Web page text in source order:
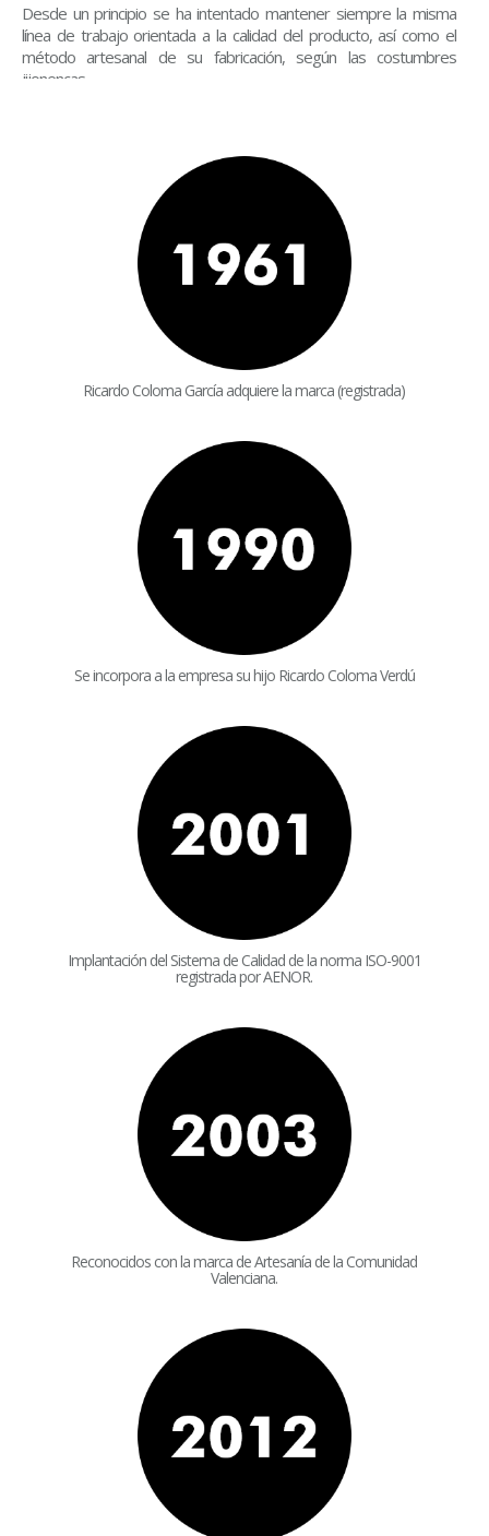
Desde un principio se ha intentado mantener siempre la misma
línea de trabajo orientada a la calidad del producto, así como el
método artesanal de su fabricación, según las costumbres
jijonencas.
época de los 90 se producen mejoras en el proceso de fabricación
y en las infraestructuras de la empresa, que permiten en el 2.001 la
implantación del Sistema de Calidad de la norma ISO-9001
registrada por AENOR.
En el 2.003 nuestros procesos de fabricación y envasado, tanto de
nuestros turrones como de nuestros dulces y demás creaciones,
son reconocidos con la
marca de Artesanía de la Comunidad
Al ser una empresa familiar, la línea de trabajo ha sido siempre
ofrecer un producto de alta calidad con unas materias primas de
gran calidad inmejorables, que puedan dar para ofrecer a nuestros
Nuestros productos más famosos
en todo el territorio nacional
son nuestras especialidades:
Turrón de Jijona y Turrón de
Ricardo Coloma García adquiere la marca (registrada)
Se incorpora a la empresa su hijo Ricardo Coloma Verdú
Implantación del Sistema de Calidad de la norma ISO-9001
registrada por AENOR.
Reconocidos con la marca de Artesanía de la Comunidad
Valenciana.